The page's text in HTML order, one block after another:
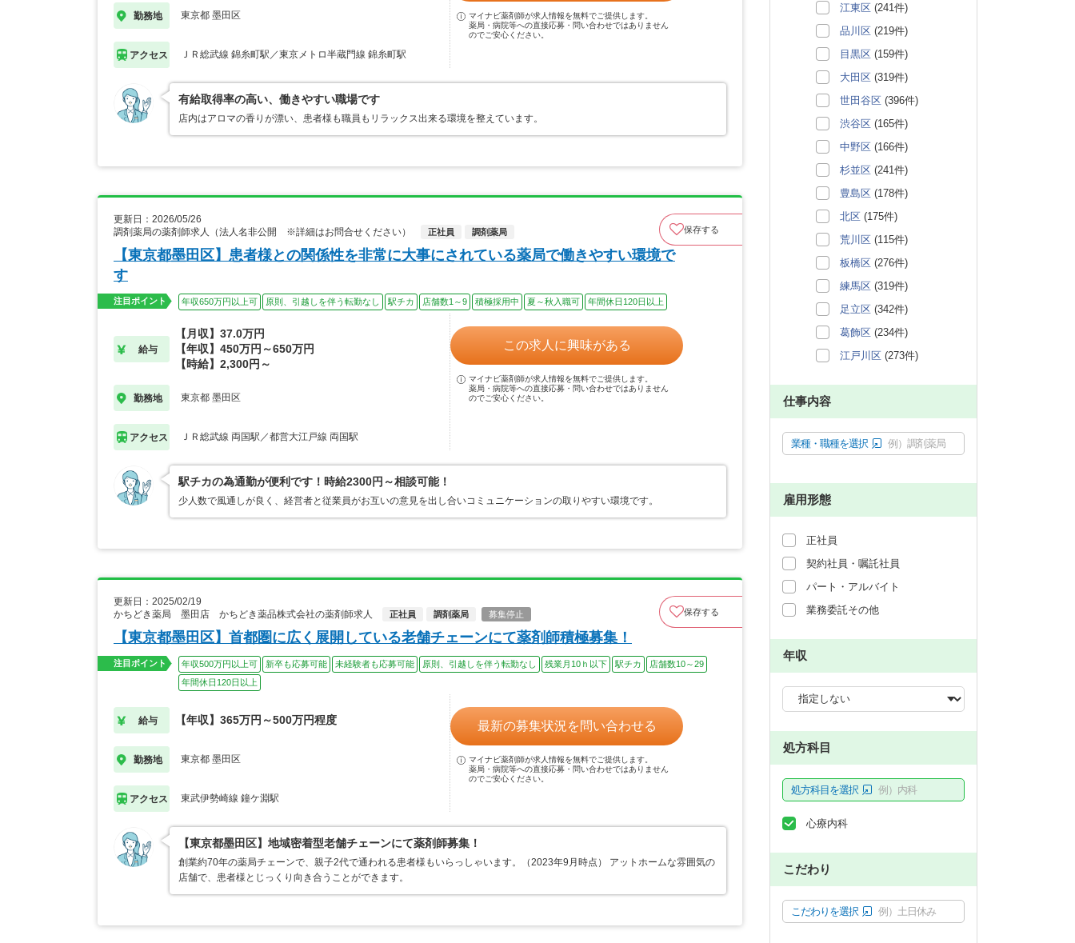
勤務地 東京都 墨田区
アクセス ＪＲ総武線 錦糸町駅／東京メトロ半蔵門線 錦糸町駅
マイナビ薬剤師が求人情報を無料でご提供します。
薬局・病院等への直接応募・問い合わせではありません
のでご安心ください。
有給取得率の高い、働きやすい職場です
店内はアロマの香りが漂い、患者様も職員もリラックス出来る環境を整えています。
更新日：2026/05/26
調剤薬局の薬剤師求人（法人名非公開 ※詳細はお問合せください）
正社員 調剤薬局 保存する
【東京都墨田区】患者様との関係性を非常に大事にされている薬局で働きやすい環境で
す
注目ポイント 年収650万円以上可 原則、引越しを伴う転勤なし 駅チカ 店舗数1～9 積極採用中 夏～秋入職可 年間休日120日以上
給与
【月収】37.0万円
【年収】450万円～650万円
【時給】2,300円～
勤務地 東京都 墨田区
アクセス ＪＲ総武線 両国駅／都営大江戸線 両国駅
この求人に興味がある
マイナビ薬剤師が求人情報を無料でご提供します。
薬局・病院等への直接応募・問い合わせではありません
のでご安心ください。
駅チカの為通勤が便利です！時給2300円～相談可能！
少人数で風通しが良く、経営者と従業員がお互いの意見を出し合いコミュニケーションの取りやすい環境です。
更新日：2025/02/19
かちどき薬局 墨田店 かちどき薬品株式会社の薬剤師求人
正社員 調剤薬局 募集停止 保存する
【東京都墨田区】首都圏に広く展開している老舗チェーンにて薬剤師積極募集！
注目ポイント 年収500万円以上可 新卒も応募可能 未経験者も応募可能 原則、引越しを伴う転勤なし 残業月10ｈ以下 駅チカ
店舗数10～29
年間休日120日以上
給与 【年収】365万円～500万円程度
勤務地 東京都 墨田区
アクセス 東武伊勢崎線 鐘ケ淵駅
最新の募集状況を問い合わせる
マイナビ薬剤師が求人情報を無料でご提供します。
薬局・病院等への直接応募・問い合わせではありません
のでご安心ください。
【東京都墨田区】地域密着型老舗チェーンにて薬剤師募集！
創業約70年の薬局チェーンで、親子2代で通われる患者様もいらっしゃいます。（2023年9月時点） アットホームな雰囲気の
店舗で、患者様とじっくり向き合うことができます。
江東区 (241件)
品川区 (219件)
目黒区 (159件)
大田区 (319件)
世田谷区 (396件)
渋谷区 (165件)
中野区 (166件)
杉並区 (241件)
豊島区 (178件)
北区 (175件)
荒川区 (115件)
板橋区 (276件)
練馬区 (319件)
足立区 (342件)
葛飾区 (234件)
江戸川区 (273件)
仕事内容
業種・職種を選択 例）調剤薬局
雇用形態
正社員
契約社員・嘱託社員
パート・アルバイト
業務委託その他
年収
処方科目
処方科目を選択 例）内科
心療内科
こだわり
こだわりを選択 例）土日休み